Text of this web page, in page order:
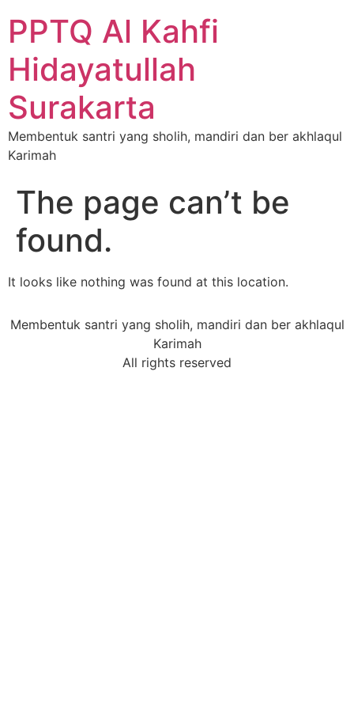
PPTQ Al Kahfi
Hidayatullah
Surakarta
Membentuk santri yang sholih, mandiri dan ber akhlaqul
Karimah
The page can’t be
found.
It looks like nothing was found at this location.
Membentuk santri yang sholih, mandiri dan ber akhlaqul
Karimah
All rights reserved